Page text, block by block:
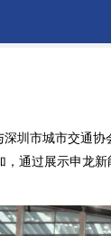
圳市城市交通
通过展示申龙